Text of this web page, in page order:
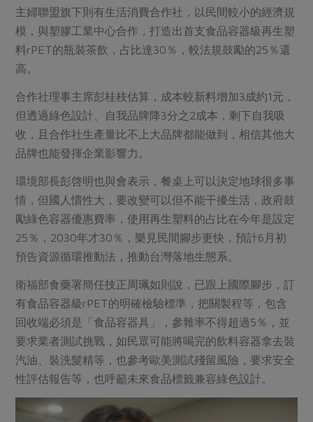
優惠專區
素食專區
高麗菜海鮮煎餅
社務會議
活動報下載
主婦聯盟旗下則有生活消費合作社，以民間較小的經濟規
模，與塑膠工業中心合作，打造出首支食品容器級再生塑
料rPET的瓶裝茶飲，占比達30％，較法規鼓勵的25％還
高。
合作社理事主席彭桂枝估算，成本較新料增加3成約1元，
但透過綠色設計、自我品牌降3分之2成本，剩下自我吸
收，且合作社生產量比不上大品牌都能做到，相信其他大
品牌也能發揮企業影響力。
環境部長彭啓明也與會表示，餐桌上可以決定地球很多事
情，但國人慣性大，要改變可以但不能干擾生活，政府鼓
勵綠色容器優惠費率，使用再生塑料的占比在今年是設定
25％，2030年才30％，樂見民間腳步更快，預計6月初
預告資源循環推動法，推動台灣落地生態系。
衛福部食藥署簡任技正周珮如則說，已跟上國際腳步，訂
有食品容器級rPET的明確檢驗標準，把關製程等，包含
回收端必須是「食品容器具」，參雜率不得超過5％，並
要求業者測試挑戰，如民眾可能將喝完的飲料容器拿去裝
汽油、裝洗髮精等，也參考歐美測試殘留風險，要求安全
性評估報告等，也呼籲未來食品標籤兼容綠色設計。